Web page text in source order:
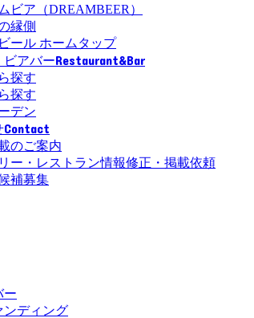
ビア（DREAMBEER）
縁側
ール ホームタップ
ビアバーRestaurant&Bar
探す
探す
デン
Contact
のご案内
ー・レストラン情報修正・掲載依頼
補募集
ー
ンディング